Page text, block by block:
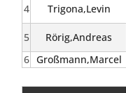
4 Trigona,Levin
5 Rörig,Andreas
6 Großmann,Marcel